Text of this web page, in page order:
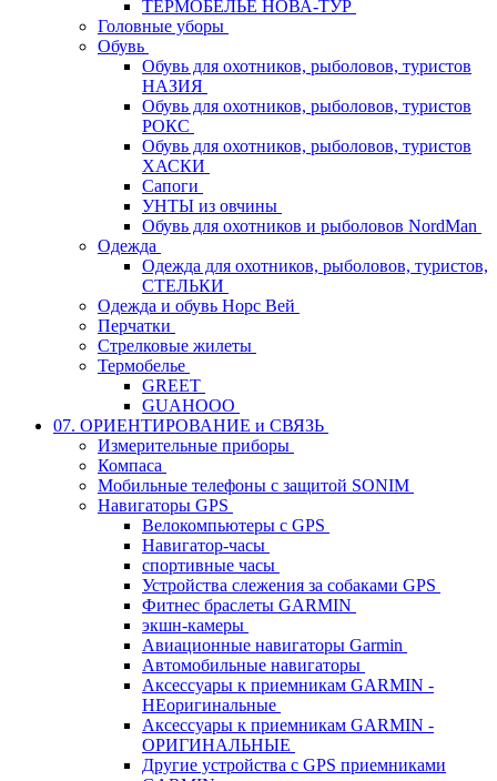
ТЕРМОБЕЛЬЕ НОВА-ТУР
Головные уборы
Обувь
Обувь для охотников, рыболовов, туристов
НАЗИЯ
Обувь для охотников, рыболовов, туристов
РОКС
Обувь для охотников, рыболовов, туристов
ХАСКИ
Сапоги
УНТЫ из овчины
Обувь для охотников и рыболовов NordMan
Одежда
Одежда для охотников, рыболовов, туристов,
СТЕЛЬКИ
Одежда и обувь Норс Вей
Перчатки
Стрелковые жилеты
Термобелье
GREET
GUAHOOO
07. ОРИЕНТИРОВАНИЕ и СВЯЗЬ
Измерительные приборы
Компаса
Мобильные телефоны с защитой SONIM
Навигаторы GPS
Велокомпьютеры с GPS
Навигатор-часы
спортивные часы
Устройства слежения за собаками GPS
Фитнес браслеты GARMIN
экшн-камеры
Авиационные навигаторы Garmin
Автомобильные навигаторы
Аксессуары к приемникам GARMIN -
НЕоригинальные
Аксессуары к приемникам GARMIN -
ОРИГИНАЛЬНЫЕ
Другие устройства с GPS приемниками